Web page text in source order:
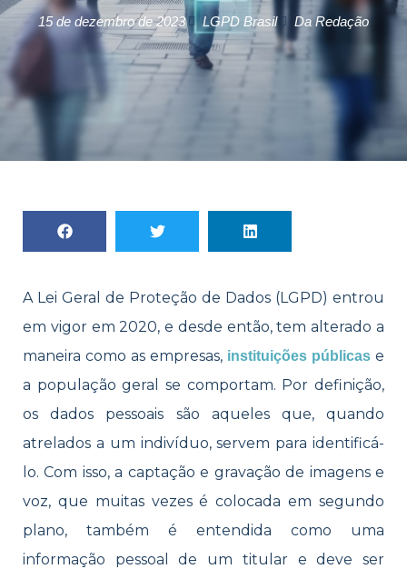
15 de dezembro de 2023 LGPD Brasil Da Redação
A Lei Geral de Proteção de Dados (LGPD) entrou
em vigor em 2020, e desde e​​​​​​​​​​ntão, tem alterado a
maneira como as empresas, instituições públicas e
a população geral se comportam. Por definição,
os dados pessoais são aqueles que, quando
atrelados a um indivíduo, servem para identificá-
lo. Com isso, a captação e gravação de imagens e
voz, que muitas vezes é colocada em segundo
plano, também é entendida como uma
informação pessoal de um titular e deve ser